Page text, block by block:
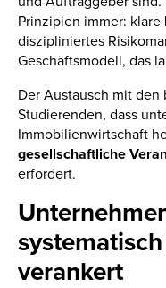
Prinzipien immer: klare
diszipliniertes
Geschäftsmodell, das
Der Austausch mit
Studierenden, dass
Immobilienwirtschaft
gesellschaftliche
erfordert.
verankert